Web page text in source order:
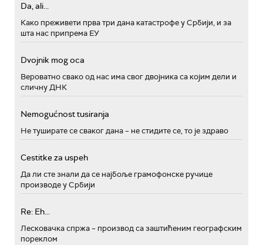
Da, ali...
Како преживети прва три дана катастрофе у Србији, и за
шта нас припрема ЕУ
Dvojnik mog oca
Вероватно свако од нас има свог двојника са којим дели и
сличну ДНК
Nemogućnost tusiranja
Не туширате се сваког дана – не стидите се, то је здраво
Cestitke za uspeh
Да ли сте знали да се најбоље грамофонске ручице
производе у Србији
Re: Eh...
Лесковачка спржа – производ са заштићеним географским
пореклом